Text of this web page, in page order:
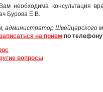
необходима консультация
Бурова Е.В.
администратор Швейцарского
записаться на прием по телефону
вопросы